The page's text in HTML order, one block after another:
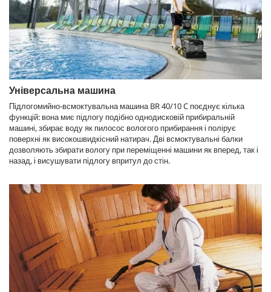
Універсальна машина
Підлогомийно-всмоктувальна машина BR 40/10 C поєднує кілька
функцій: вона миє підлогу подібно однодисковій прибиральній
машині, збирає воду як пилосос вологого прибирання і полірує
поверхні як високошвидкісний натирач. Дві всмоктувальні балки
дозволяють збирати вологу при переміщенні машини як вперед, так і
назад, і висушувати підлогу впритул до стін.